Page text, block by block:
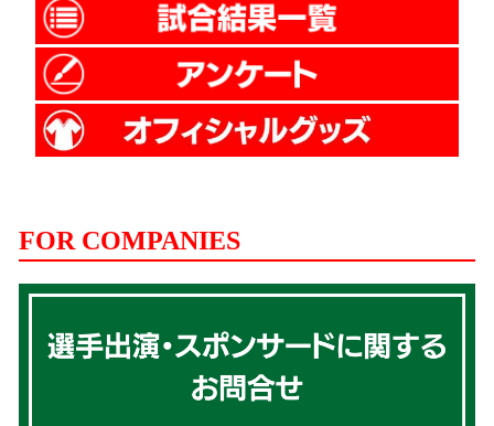
FOR COMPANIES